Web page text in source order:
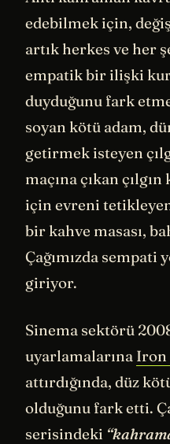
edebilmek için,
artık herkes ve her
empatik bir ilişki
duyduğunu fark
soyan kötü adam,
getirmek isteyen
maçına çıkan
için evreni
bir kahve masası,
Çağımızda sempati
giriyor.
Sinema sektörü
uyarlamalarına Iron
attırdığında, düz
olduğunu fark etti.
serisindeki